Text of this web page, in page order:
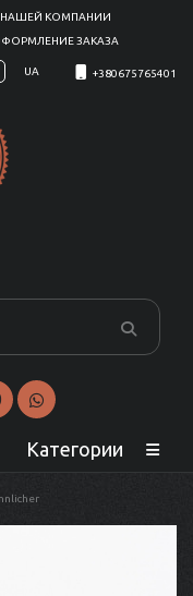
КОМПАНИИ
ЗАКАЗА
UA +380675765401
Категории